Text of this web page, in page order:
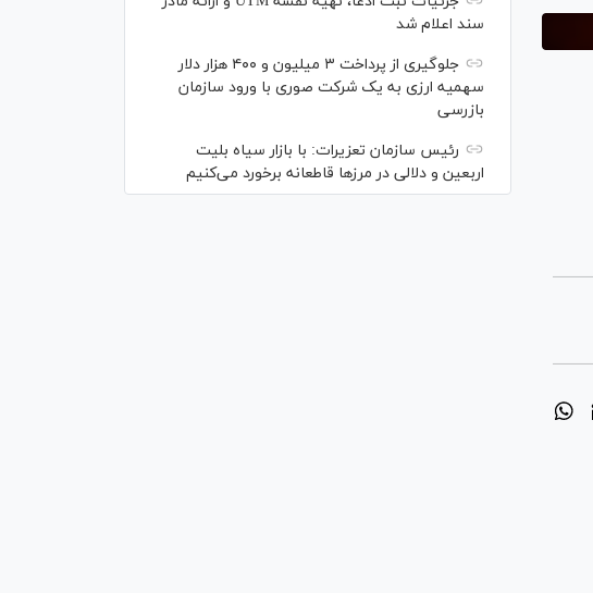
سند اعلام شد
جلوگیری از پرداخت ۳ میلیون و ۴۰۰ هزار دلار
سهمیه ارزی به یک شرکت صوری با ورود سازمان
بازرسی
رئیس سازمان تعزیرات: با بازار سیاه بلیت
اربعین و دلالی در مرز‌ها قاطعانه برخورد می‌کنیم